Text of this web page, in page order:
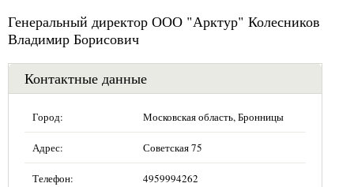
Генеральный директор ООО "Арктур" Колесников
Владимир Борисович
Контактные данные
Город: Московская область, Бронницы
Адрес: Советская 75
Телефон: 4959994262